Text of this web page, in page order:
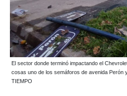
El sector donde terminó impactando el
cosas uno de los semáforos de avenida Perón
TIEMPO